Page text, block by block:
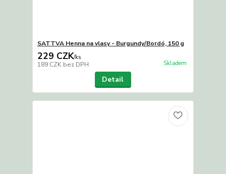
SATTVA Henna na vlasy - Burgundy/Bordó, 150 g
229 CZK/ks
189 CZK bez DPH Skladem
Detail